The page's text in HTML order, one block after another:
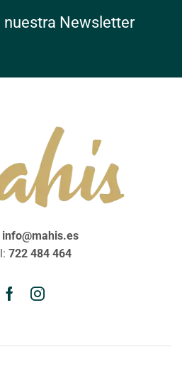
nuestra Newsletter
info@mahis.es
722 484 464